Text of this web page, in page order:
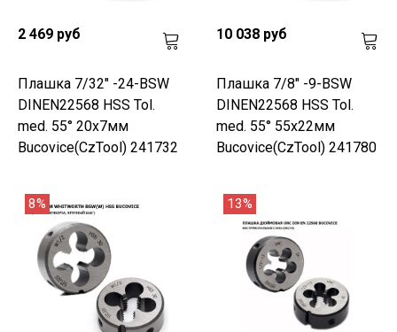
2 469 руб
Плашка 7/32" -24-BSW
DINEN22568 HSS Tol.
med. 55° 20x7мм
Bucovice(CzTool) 241732
10 038 руб
Плашка 7/8" -9-BSW
DINEN22568 HSS Tol.
med. 55° 55x22мм
Bucovice(CzTool) 241780
8% 13%